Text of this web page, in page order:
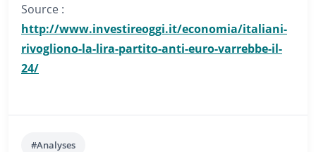
Source :
http://www.investireoggi.it/economia/italiani-
rivogliono-la-lira-partito-anti-euro-varrebbe-il-
24/
#Analyses